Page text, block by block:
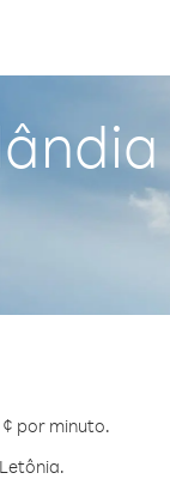
por minuto.